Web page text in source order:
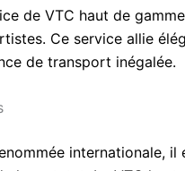
de VTC haut de
Ce service allie
de transport inégalée.
internationale, il